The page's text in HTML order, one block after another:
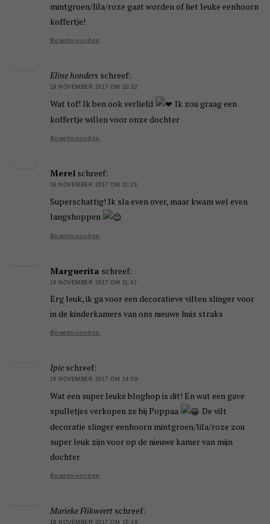
mintgroen/lila/roze gaat worden of het leuke eenhoorn
koffertje!
Beantwoorden
Eline honders schreef:
19 NOVEMBER 2017 OM 10:32
Wat tof! Ik ben ook verliefd
Ik zou graag een
koffertje willen voor onze dochter
Beantwoorden
Merel schreef:
19 NOVEMBER 2017 OM 11:23
Superschattig! Ik sla even over, maar kwam wel even
langshoppen
Beantwoorden
Marguerita schreef:
19 NOVEMBER 2017 OM 11:47
Erg leuk, ik ga voor een decoratieve vilten slinger voor
in de kinderkamers van ons nieuwe huis straks
Beantwoorden
Ipie schreef:
19 NOVEMBER 2017 OM 14:09
Wat een super leuke bloghop is dit! En wat een gave
spulletjes verkopen ze bij Poppaa
De vilt
decoratie slinger eenhoorn mintgroen/lila/roze zou
super leuk zijn voor op de nieuwe kamer van mijn
dochter
Beantwoorden
Marieke Flikweert schreef:
19 NOVEMBER 2017 OM 15:19